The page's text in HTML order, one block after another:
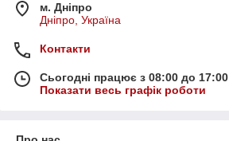
м. Дніпро
Дніпро, Україна
Контакти
Сьогодні працює з 08:00 до 17:00
Показати весь графік роботи